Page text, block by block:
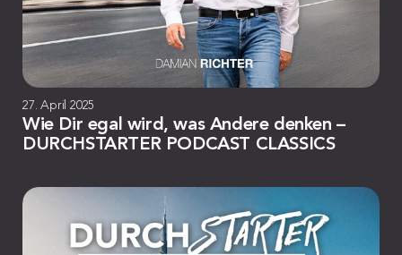
27. April 2025
Wie Dir egal wird, was Andere denken –
DURCHSTARTER PODCAST CLASSICS